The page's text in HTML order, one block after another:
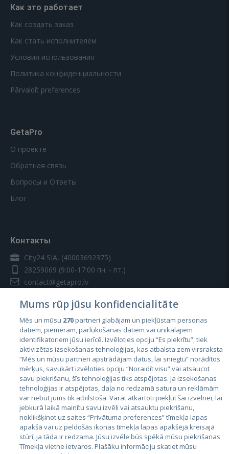
Как это работает
Как создать заказ
Как стать исполнителем
Условия использования
Политика конфиденциальности
Pārvaldīt preferences
GetaPro
О проекте
Обратная связь
Вопросы и Ответы
Блог
Контакты
City24 SIA, (40003692375)
28259069 (9:00-17:00 пн. - пт.)
contact@getapro.lv
Страны
Эстония
Латвия
Литва
Mums rūp jūsu konfidencialitāte
Mēs un mūsu 270partneri glabājam un piekļūstam personas
datiem, piemēram, pārlūkošanas datiem vai unikālajiem
identifikatoriem jūsu ierīcē. Izvēloties opciju “Es piekrītu”, tiek
aktivizētas izsekošanas tehnoloģijas, kas atbalsta zem virsraksta
“Mēs un mūsu partneri apstrādājam datus, lai sniegtu” norādītos
mērķus, savukārt izvēloties opciju “Noraidīt visu” vai atsaucot
savu piekrišanu, šīs tehnoloģijas tiks atspējotas. Ja izsekošanas
tehnoloģijas ir atspējotas, daļa no redzamā satura un reklāmām
var nebūt jums tik atbilstoša. Varat atkārtoti piekļūt šai izvēlnei, lai
jebkurā laikā mainītu savu izvēli vai atsauktu piekrišanu,
noklikšķinot uz saites “Privātuma preferences” tīmekļa lapas
apakšā vai uz peldošās ikonas tīmekļa lapas apakšējā kreisajā
stūrī, ja tāda ir redzama. Jūsu izvēle būs spēkā mūsu piekrišanas
Tīmekļa vietne ietvaros. Plašāku informāciju skatiet mūsu